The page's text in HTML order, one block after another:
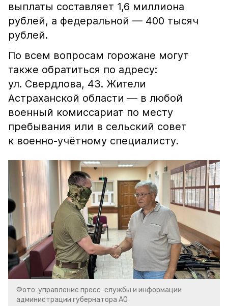
выплаты составляет 1,6 миллиона
рублей, а федеральной — 400 тысяч
рублей.
По всем вопросам горожане могут
также обратиться по адресу:
ул. Свердлова, 43. Жители
Астраханской области — в любой
военный комиссариат по месту
пребывания или в сельский совет
к военно-учётному специалисту.
Фото: управление пресс-службы и информации
администрации губернатора АО